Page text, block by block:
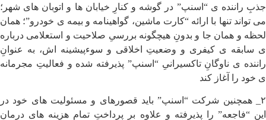
جذبِ راننده ی “اسنپ” در گوشه و کنارِ خیابان ها و اتوبان های شهر؛
می تواند تنها با ارائه “کارت ماشین، گواهینامه و بیمه ی خودرو”؛ همان
لحظه و همان جا و بدونِ هیچگونه بررسیِ صلاحیت و استعلامی درباره
ی سابقه ی کیفری و وضعیتِ اخلاقی و سوءپیشینه اش، به عنوانِ
راننده ی ناوگانِ تاکسیرانیِ “اسنپ” پذیرفته شده و فعالیتِ مجرمانه
ی خود را آغاز کند
۲_ همچنین شرکت “اسنپ” باید قصورهای و مسئولیت های خود در
این “فاجعه” را پذیرفته و علاوه بر پرداختِ تمامِ هزینه های درمانِ